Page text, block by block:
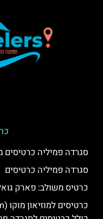
סגרדה פמיליה כרטיסים
סגרדה פמיליה כרטיסים
כרטיס משולב: פארק